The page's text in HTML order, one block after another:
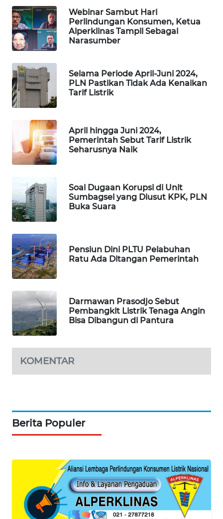
Webinar Sambut Hari
Perlindungan Konsumen, Ketua
Alperklinas Tampil Sebagai
Narasumber
Selama Periode April-Juni 2024,
PLN Pastikan Tidak Ada Kenaikan
Tarif Listrik
April hingga Juni 2024,
Pemerintah Sebut Tarif Listrik
Seharusnya Naik
Soal Dugaan Korupsi di Unit
Sumbagsel yang Diusut KPK, PLN
Buka Suara
Pensiun Dini PLTU Pelabuhan
Ratu Ada Ditangan Pemerintah
Darmawan Prasodjo Sebut
Pembangkit Listrik Tenaga Angin
Bisa Dibangun di Pantura
KOMENTAR
Berita Populer